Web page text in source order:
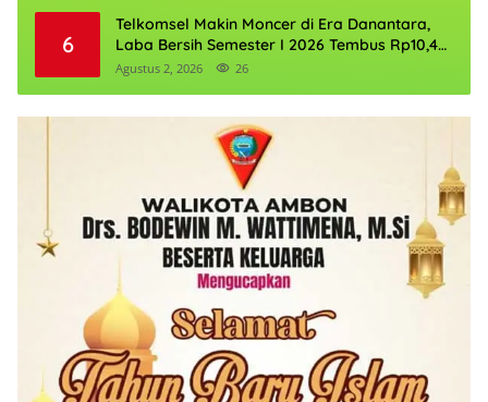
6
Telkomsel Makin Moncer di Era Danantara,
Laba Bersih Semester I 2026 Tembus Rp10,4
Triliun
Agustus 2, 2026 26